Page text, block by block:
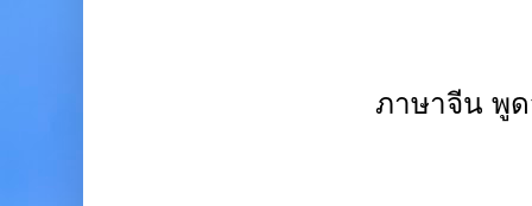
ภาษาจีน พู